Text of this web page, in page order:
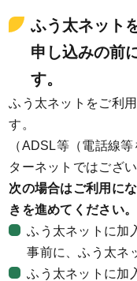
ふう太ネット
申し込みの前
す。
ふう太ネットをご利
す。
（ADSL等（電話線
ターネットではござい
次の場合はご利用に
きを進めてください。
ふう太ネットに加
事前に、ふう太ネ
ふう太ネットに加